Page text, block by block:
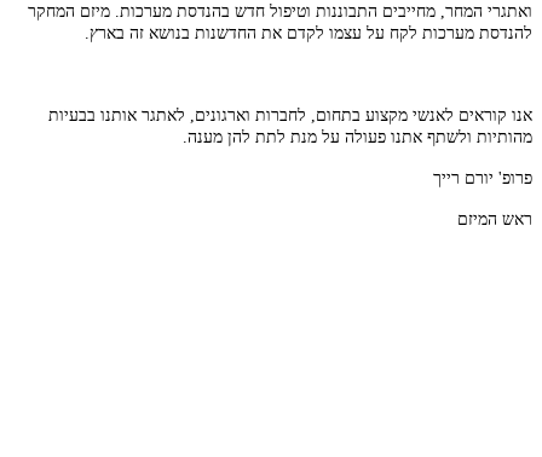
ואתגרי המחר, מחייבים התבוננות וטיפול חדש בהנדסת מערכות. מיזם המחקר
להנדסת מערכות לקח על עצמו לקדם את החדשנות בנושא זה בארץ.
אנו קוראים לאנשי מקצוע בתחום, לחברות וארגונים, לאתגר אותנו בבעיות
מהותיות ולשתף אתנו פעולה על מנת לתת להן מענה.
פרופ' יורם רייך
ראש המיזם